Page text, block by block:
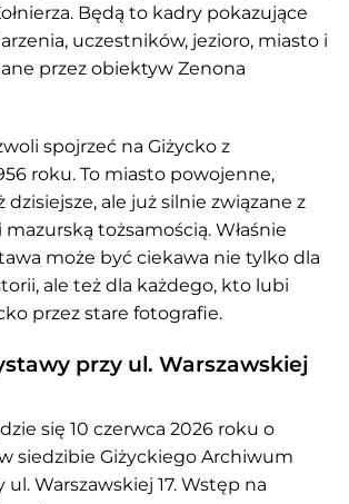
Będą to kadry pokazujące
uczestników, jezioro, miasto i
przez obiektyw Zenona
spojrzeć na Giżycko z
roku. To miasto powojenne,
dzisiejsze, ale już silnie związane z
tożsamością. Właśnie
może być ciekawa nie tylko dla
ale też dla każdego, kto lubi
przez stare fotografie.
przy ul. Warszawskiej
się 10 czerwca 2026 roku o
siedzibie Giżyckiego Archiwum
Warszawskiej 17. Wstęp na